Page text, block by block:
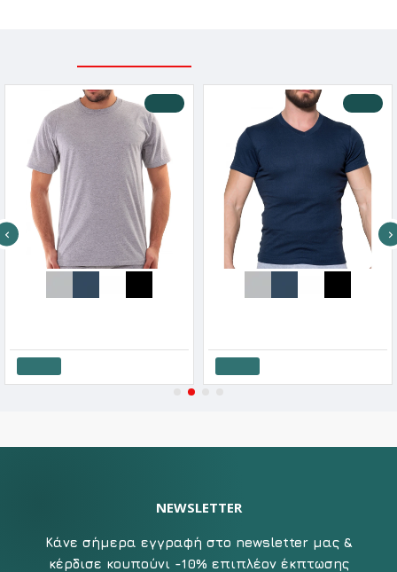
NEWSLETTER
Κάνε σήμερα εγγραφή στο newsletter μας &
κέρδισε κουπούνι -10% επιπλέον έκπτωσης